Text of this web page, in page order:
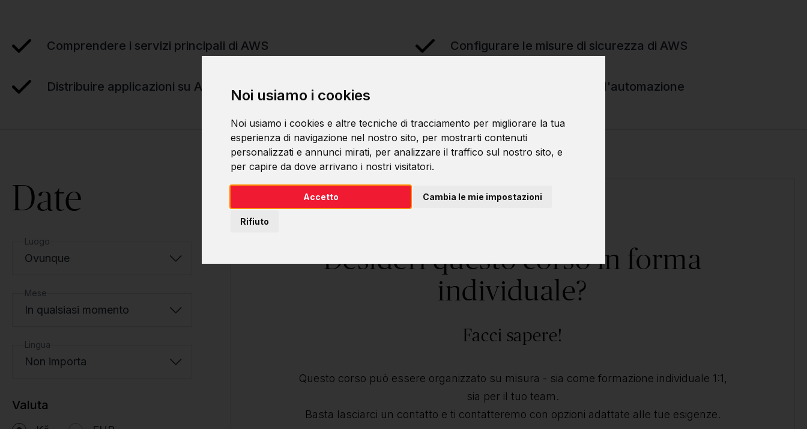
Noi usiamo i cookies
Noi usiamo i cookies e altre tecniche di tracciamento per migliorare la tua
esperienza di navigazione nel nostro sito, per mostrarti contenuti
personalizzati e annunci mirati, per analizzare il traffico sul nostro sito, e
per capire da dove arrivano i nostri visitatori.
Accetto
Rifiuto
Cambia le mie impostazioni
Comprendere i servizi principali di AWS Configurare le misure di sicurezza di AWS
Distribuire applicazioni su AWS Gestire le risorse AWS con l'automazione
Date
Luogo
Ovunque
Mese
In qualsiasi momento
Lingua
Non importa
Valuta
Desideri questo corso in forma
individuale?
Facci sapere!
Questo corso può essere organizzato su misura - sia come formazione individuale 1:1,
sia per il tuo team.
Basta lasciarci un contatto e ti contatteremo con opzioni adattate alle tue esigenze.